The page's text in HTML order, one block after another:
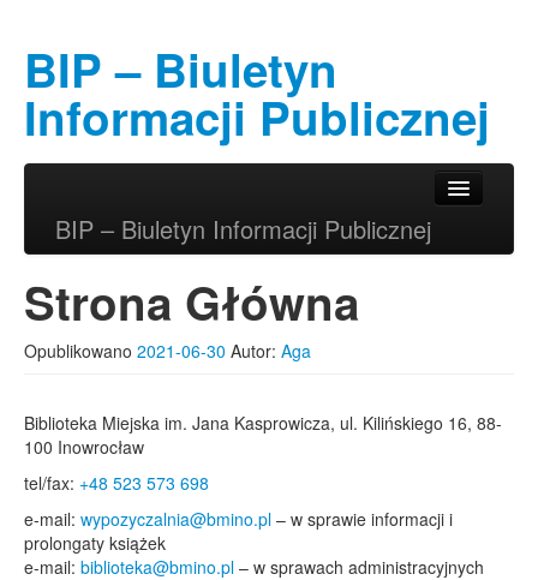
BIP – Biuletyn
Informacji Publicznej
BIP – Biuletyn Informacji Publicznej
Strona Główna
Opublikowano 2021-06-30 Autor: Aga
Biblioteka Miejska im. Jana Kasprowicza, ul. Kilińskiego 16, 88-
100 Inowrocław
tel/fax: +48 523 573 698
e-mail: wypozyczalnia@bmino.pl – w sprawie informacji i
prolongaty książek
e-mail: biblioteka@bmino.pl – w sprawach administracyjnych